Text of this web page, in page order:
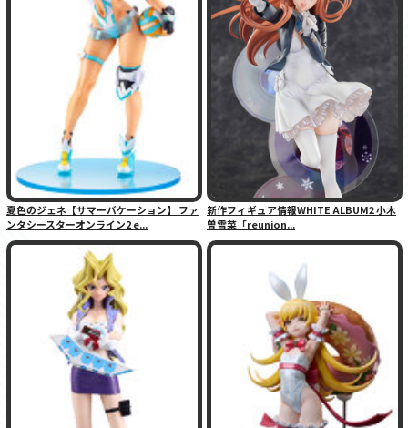
夏色のジェネ【サマーバケーション】 ファ
ンタシースターオンライン2 e...
新作フィギュア情報WHITE ALBUM2 小木
曽雪菜「reunion...